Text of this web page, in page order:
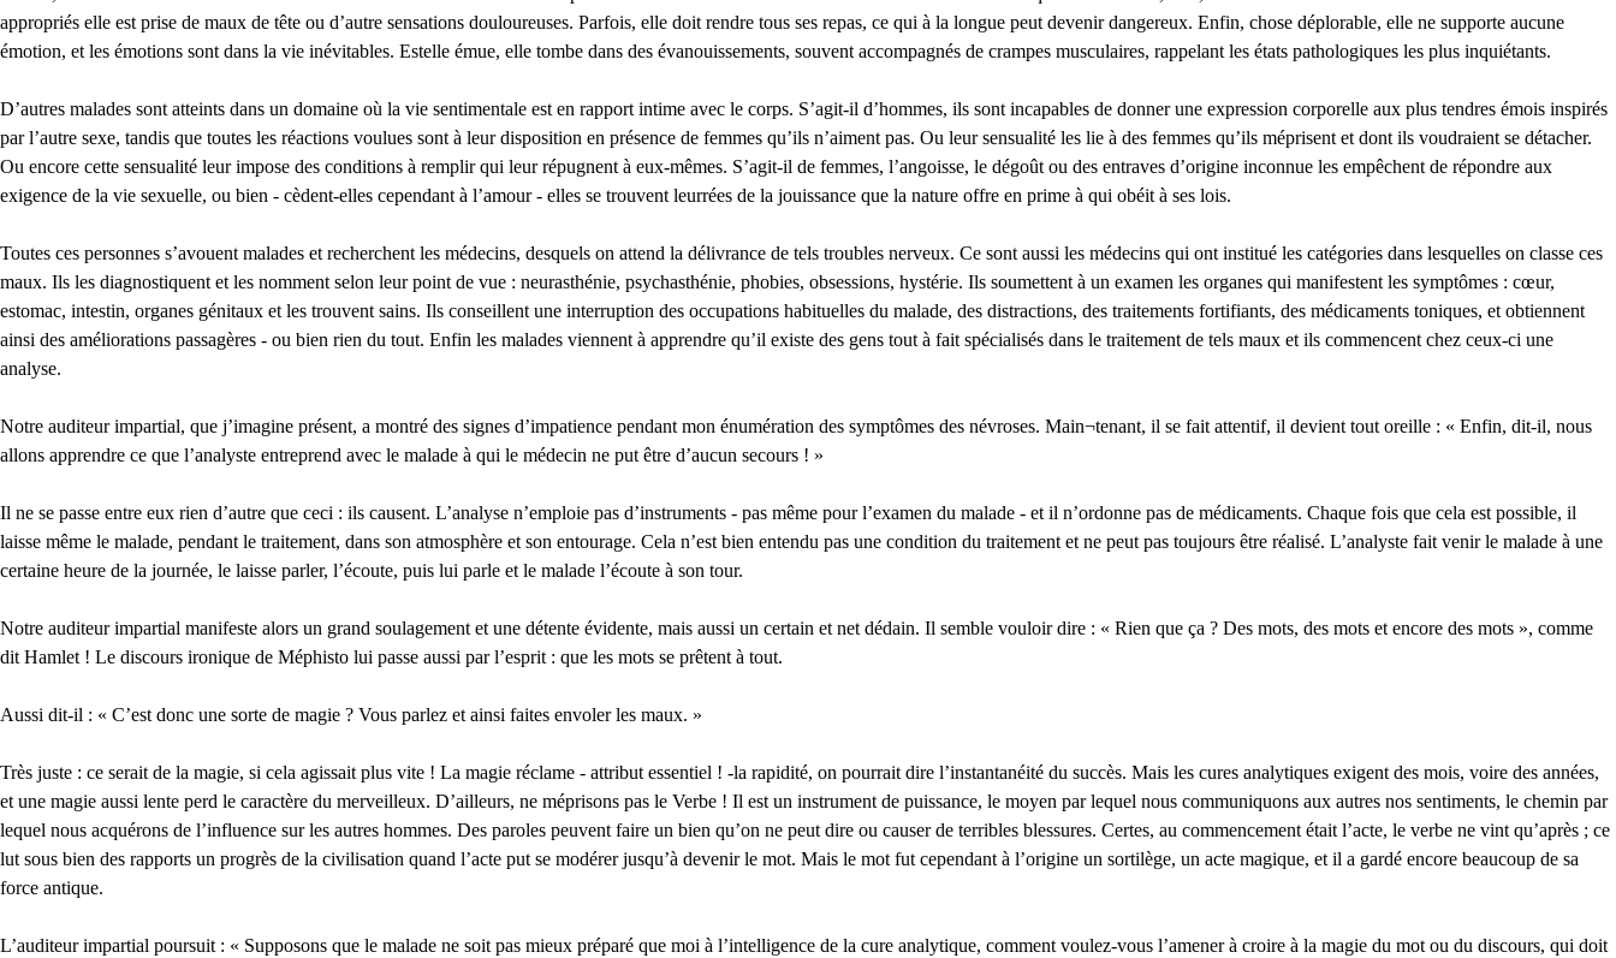
appropriés elle est prise de maux de tête ou d’autre sensations douloureuses. Parfois, elle doit rendre tous ses repas, ce qui à la longue peut devenir dangereux. Enfin, chose déplorable, elle ne supporte aucune
émotion, et les émotions sont dans la vie inévitables. Estelle émue, elle tombe dans des évanouissements, souvent accompagnés de crampes musculaires, rappelant les états pathologiques les plus inquiétants.
D’autres malades sont atteints dans un domaine où la vie sentimentale est en rapport intime avec le corps. S’agit-il d’hommes, ils sont incapables de donner une expression corporelle aux plus tendres émois inspirés
par l’autre sexe, tandis que toutes les réactions voulues sont à leur disposition en présence de femmes qu’ils n’aiment pas. Ou leur sensualité les lie à des femmes qu’ils méprisent et dont ils voudraient se détacher.
Ou encore cette sensualité leur impose des conditions à remplir qui leur répugnent à eux-mêmes. S’agit-il de femmes, l’angoisse, le dégoût ou des entraves d’origine inconnue les empêchent de répondre aux
exigence de la vie sexuelle, ou bien - cèdent-elles cependant à l’amour - elles se trouvent leurrées de la jouissance que la nature offre en prime à qui obéit à ses lois.
Toutes ces personnes s’avouent malades et recherchent les médecins, desquels on attend la délivrance de tels troubles nerveux. Ce sont aussi les médecins qui ont institué les catégories dans lesquelles on classe ces
maux. Ils les diagnostiquent et les nomment selon leur point de vue : neurasthénie, psychasthénie, phobies, obsessions, hystérie. Ils soumettent à un examen les organes qui manifestent les symptômes : cœur,
estomac, intestin, organes génitaux et les trouvent sains. Ils conseillent une interruption des occupations habituelles du malade, des distractions, des traitements fortifiants, des médicaments toniques, et obtiennent
ainsi des améliorations passagères - ou bien rien du tout. Enfin les malades viennent à apprendre qu’il existe des gens tout à fait spécialisés dans le traitement de tels maux et ils commencent chez ceux-ci une
analyse.
Notre auditeur impartial, que j’imagine présent, a montré des signes d’impatience pendant mon énumération des symptômes des névroses. Main¬tenant, il se fait attentif, il devient tout oreille : « Enfin, dit-il, nous
allons apprendre ce que l’analyste entreprend avec le malade à qui le médecin ne put être d’aucun secours ! »
Il ne se passe entre eux rien d’autre que ceci : ils causent. L’analyse n’emploie pas d’instruments - pas même pour l’examen du malade - et il n’ordonne pas de médicaments. Chaque fois que cela est possible, il
laisse même le malade, pendant le traitement, dans son atmosphère et son entourage. Cela n’est bien entendu pas une condition du traitement et ne peut pas toujours être réalisé. L’analyste fait venir le malade à une
certaine heure de la journée, le laisse parler, l’écoute, puis lui parle et le malade l’écoute à son tour.
Notre auditeur impartial manifeste alors un grand soulagement et une détente évidente, mais aussi un certain et net dédain. Il semble vouloir dire : « Rien que ça ? Des mots, des mots et encore des mots », comme
dit Hamlet ! Le discours ironique de Méphisto lui passe aussi par l’esprit : que les mots se prêtent à tout.
Aussi dit-il : « C’est donc une sorte de magie ? Vous parlez et ainsi faites envoler les maux. »
Très juste : ce serait de la magie, si cela agissait plus vite ! La magie réclame - attribut essentiel ! -la rapidité, on pourrait dire l’instantanéité du succès. Mais les cures analytiques exigent des mois, voire des années,
et une magie aussi lente perd le caractère du merveilleux. D’ailleurs, ne méprisons pas le Verbe ! Il est un instrument de puissance, le moyen par lequel nous communiquons aux autres nos sentiments, le chemin par
lequel nous acquérons de l’influence sur les autres hommes. Des paroles peuvent faire un bien qu’on ne peut dire ou causer de terribles blessures. Certes, au commencement était l’acte, le verbe ne vint qu’après ; ce
lut sous bien des rapports un progrès de la civilisation quand l’acte put se modérer jusqu’à devenir le mot. Mais le mot fut cependant à l’origine un sortilège, un acte magique, et il a gardé encore beaucoup de sa
force antique.
L’auditeur impartial poursuit : « Supposons que le malade ne soit pas mieux préparé que moi à l’intelligence de la cure analytique, comment voulez-vous l’amener à croire à la magie du mot ou du discours, qui doit